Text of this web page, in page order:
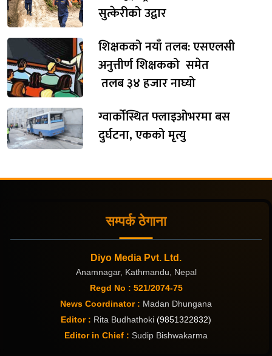
सुत्केरीको उद्वार
शिक्षकको नयाँ तलब: एसएलसी
अनुत्तीर्ण शिक्षकको समेत
तलब ३४ हजार नाघ्यो
ग्वार्कोस्थित फ्लाइओभरमा बस
दुर्घटना, एकको मृत्यु
सम्पर्क ठेगाना
Diyo Media Pvt. Ltd.
Anamnagar, Kathmandu, Nepal
Regd No : 521/2074-75
News Coordinator : Madan Dhungana
Editor : Rita Budhathoki (9851322832)
Editor in Chief : Sudip Bishwakarma